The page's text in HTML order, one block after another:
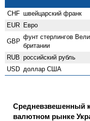
CHF швейцарский франк
EUR Евро
GBP
фунт стерлингов
британии
RUB российский рубль
USD доллар США
Средневзвешенный
валютном рынке